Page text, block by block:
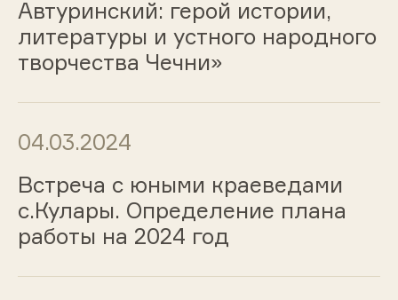
Автуринский: герой истории,
литературы и устного народного
творчества Чечни»
04.03.2024
Встреча с юными краеведами
с.Кулары. Определение плана
работы на 2024 год